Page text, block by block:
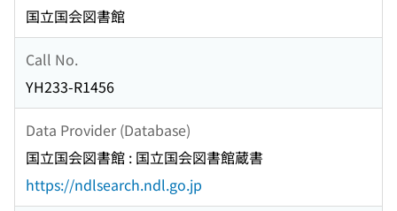
国立国会図書館
Call No.
YH233-R1456
Data Provider (Database)
国立国会図書館 : 国立国会図書館蔵書
https://ndlsearch.ndl.go.jp